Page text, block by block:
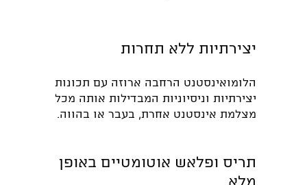
יצירתיות ללא תחרות
הלומואינסטנט הרחבה ארוזה עם תכונות
יצירתיות וניסיוניות המבדילות אותה מכל
מצלמת אינסטנט אחרת, בעבר או בהווה.
תריס ופלאש אוטומטיים באופן